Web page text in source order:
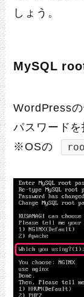
しょう。
MySQL
WordPress
パスワード
※OSの